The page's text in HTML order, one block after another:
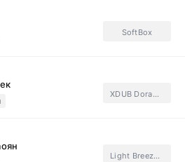
SoftBox
XDUB Dorama, Субтитры
Light Breeze, FSG Jade Fox.Subtitles